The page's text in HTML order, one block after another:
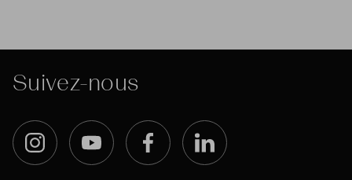
Suivez-nous
InstagramYouTube FacebookLinkedIn